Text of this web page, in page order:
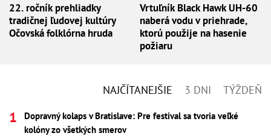
22. ročník prehliadky
tradičnej ľudovej kultúry
Očovská folklórna hruda
Vrtuľník Black Hawk UH-60
naberá vodu v priehrade,
ktorú použije na hasenie
požiaru
NAJČÍTANEJŠIE 3 DNI TÝŽDEŇ
Dopravný kolaps v Bratislave: Pre festival sa tvoria veľké
kolóny zo všetkých smerov